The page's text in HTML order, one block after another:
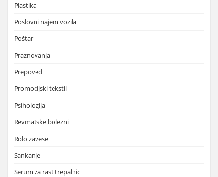
Plastika
Poslovni najem vozila
Poštar
Praznovanja
Prepoved
Promocijski tekstil
Psihologija
Revmatske bolezni
Rolo zavese
Sankanje
Serum za rast trepalnic